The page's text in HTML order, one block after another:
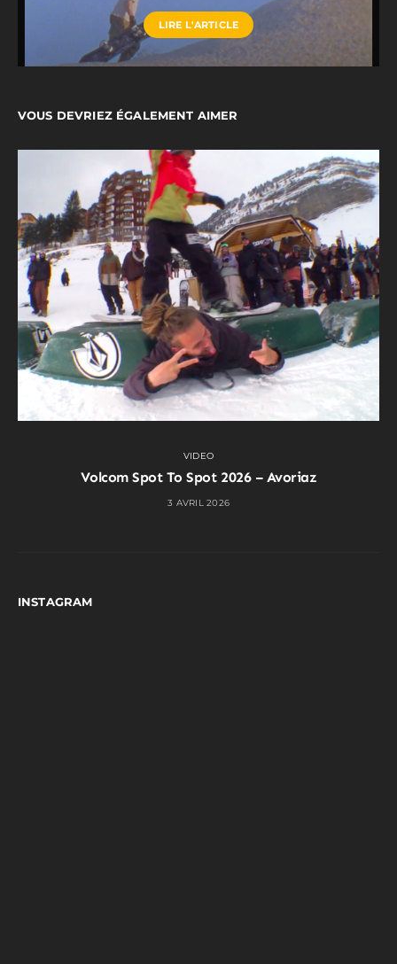
LIRE L'ARTICLE
VOUS DEVRIEZ ÉGALEMENT AIMER
VIDEO
Volcom Spot To Spot 2026 – Avoriaz
3 AVRIL 2026
INSTAGRAM